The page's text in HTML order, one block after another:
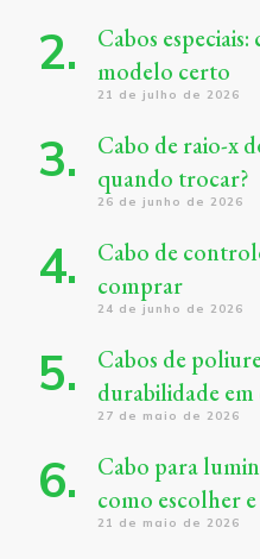
Cabos
modelo certo
21 de julho de 2026
Cabo de raio-x
quando trocar?
26 de junho de 2026
Cabo de
comprar
24 de junho de 2026
Cabos de
durabilidade em
27 de maio de 2026
Cabo para
como escolher
21 de maio de 2026